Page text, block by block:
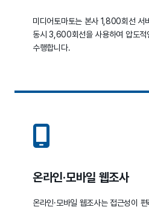
미디어토마토는 본사 1,800회선 서
동시 3,600회선을 사용하여 압도적
수행합니다.
온라인·모바일 웹조사
온라인·모바일 웹조사는 접근성이